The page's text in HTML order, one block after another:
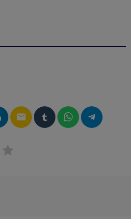
email